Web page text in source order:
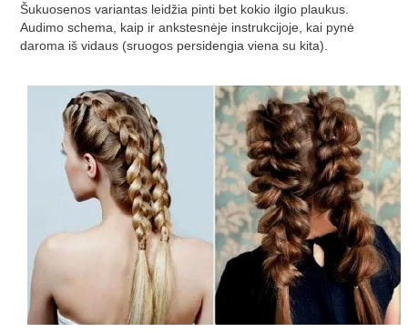
Šukuosenos variantas leidžia pinti bet kokio ilgio plaukus.
Audimo schema, kaip ir ankstesnėje instrukcijoje, kai pynė
daroma iš vidaus (sruogos persidengia viena su kita).